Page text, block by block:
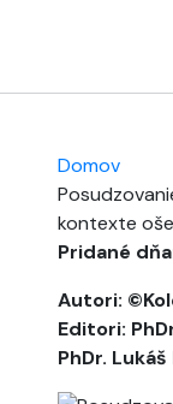
Domov
kontexte
Pridané
Autori:
Editori:
PhDr. Lukáš